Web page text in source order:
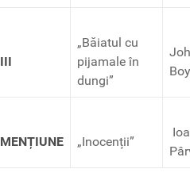
III
„Băiatul cu
pijamale în
dungi”
MENȚIUNE „Inocenții”